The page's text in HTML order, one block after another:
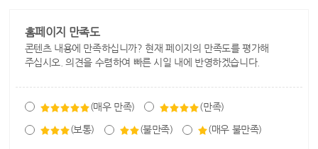
홈페이지 만족도
콘텐츠 내용에 만족하십니까? 현재 페이지의 만족도를 평가해
주십시오. 의견을 수렴하여 빠른 시일 내에 반영하겠습니다.
(매우 만족) (만족)
(보통) (불만족) (매우 불만족)